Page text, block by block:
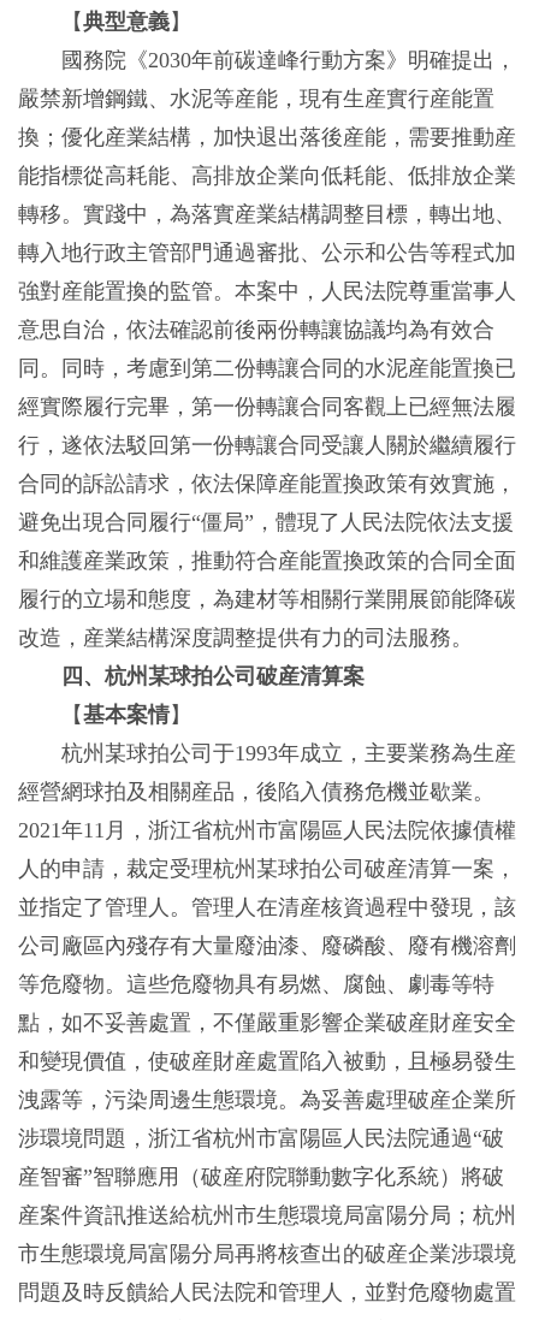
【典型意義】
國務院《2030年前碳達峰行動方案》明確提出，
嚴禁新增鋼鐵、水泥等産能，現有生産實行産能置
換；優化産業結構，加快退出落後産能，需要推動産
能指標從高耗能、高排放企業向低耗能、低排放企業
轉移。實踐中，為落實産業結構調整目標，轉出地、
轉入地行政主管部門通過審批、公示和公告等程式加
強對産能置換的監管。本案中，人民法院尊重當事人
意思自治，依法確認前後兩份轉讓協議均為有效合
同。同時，考慮到第二份轉讓合同的水泥産能置換已
經實際履行完畢，第一份轉讓合同客觀上已經無法履
行，遂依法駁回第一份轉讓合同受讓人關於繼續履行
合同的訴訟請求，依法保障産能置換政策有效實施，
避免出現合同履行“僵局”，體現了人民法院依法支援
和維護産業政策，推動符合産能置換政策的合同全面
履行的立場和態度，為建材等相關行業開展節能降碳
改造，産業結構深度調整提供有力的司法服務。
四、杭州某球拍公司破産清算案
【基本案情】
杭州某球拍公司于1993年成立，主要業務為生産
經營網球拍及相關産品，後陷入債務危機並歇業。
2021年11月，浙江省杭州市富陽區人民法院依據債權
人的申請，裁定受理杭州某球拍公司破産清算一案，
並指定了管理人。管理人在清産核資過程中發現，該
公司廠區內殘存有大量廢油漆、廢磷酸、廢有機溶劑
等危廢物。這些危廢物具有易燃、腐蝕、劇毒等特
點，如不妥善處置，不僅嚴重影響企業破産財産安全
和變現價值，使破産財産處置陷入被動，且極易發生
洩露等，污染周邊生態環境。為妥善處理破産企業所
涉環境問題，浙江省杭州市富陽區人民法院通過“破
産智審”智聯應用（破産府院聯動數字化系統）將破
産案件資訊推送給杭州市生態環境局富陽分局；杭州
市生態環境局富陽分局再將核查出的破産企業涉環境
問題及時反饋給人民法院和管理人，並對危廢物處置